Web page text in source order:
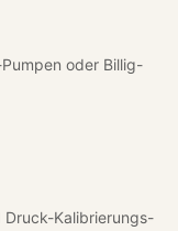
oder Billig-
Druck-Kalibrierungs-